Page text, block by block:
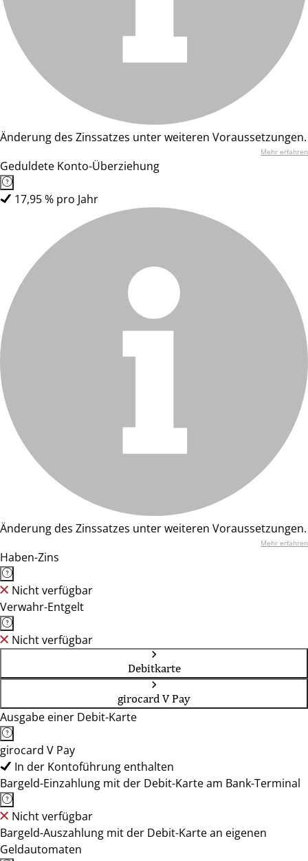
Änderung des Zinssatzes unter weiteren Voraussetzungen.
Mehr erfahren
Geduldete Konto-Überziehung
17,95 % pro Jahr
Änderung des Zinssatzes unter weiteren Voraussetzungen.
Mehr erfahren
Haben-Zins
Nicht verfügbar
Verwahr-Entgelt
Nicht verfügbar
Debitkarte
girocard V Pay
Ausgabe einer Debit-Karte
girocard V Pay
In der Kontoführung enthalten
Bargeld-Einzahlung mit der Debit-Karte am Bank-Terminal
Nicht verfügbar
Bargeld-Auszahlung mit der Debit-Karte an eigenen
Geldautomaten